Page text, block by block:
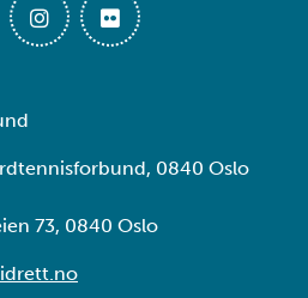
0840 Oslo
73, 0840 Oslo